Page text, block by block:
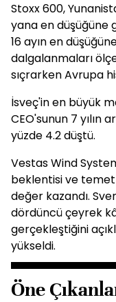
Stoxx 600,
yana en düşüğüne
16 ayın en
dalgalanmaları
sıçrarken Avrupa
İsveç'in en büyük
CEO'sunun 7 yılın
yüzde 4.2 düştü.
Vestas Wind
beklentisi ve
değer kazandı.
dördüncü çeyrek
gerçekleştiğini
yükseldi.
Öne